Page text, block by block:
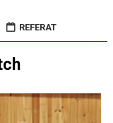
REFERAT